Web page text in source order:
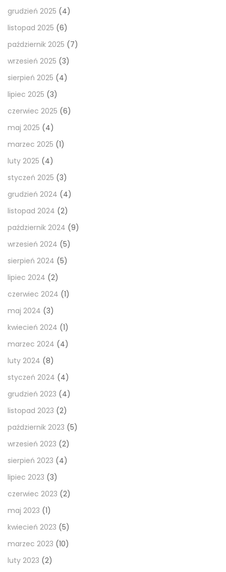
grudzień 2025 (4)
listopad 2025 (6)
październik 2025 (7)
wrzesień 2025 (3)
sierpień 2025 (4)
lipiec 2025 (3)
czerwiec 2025 (6)
maj 2025 (4)
marzec 2025 (1)
luty 2025 (4)
styczeń 2025 (3)
grudzień 2024 (4)
listopad 2024 (2)
październik 2024 (9)
wrzesień 2024 (5)
sierpień 2024 (5)
lipiec 2024 (2)
czerwiec 2024 (1)
maj 2024 (3)
kwiecień 2024 (1)
marzec 2024 (4)
luty 2024 (8)
styczeń 2024 (4)
grudzień 2023 (4)
listopad 2023 (2)
październik 2023 (5)
wrzesień 2023 (2)
sierpień 2023 (4)
lipiec 2023 (3)
czerwiec 2023 (2)
maj 2023 (1)
kwiecień 2023 (5)
marzec 2023 (10)
luty 2023 (2)